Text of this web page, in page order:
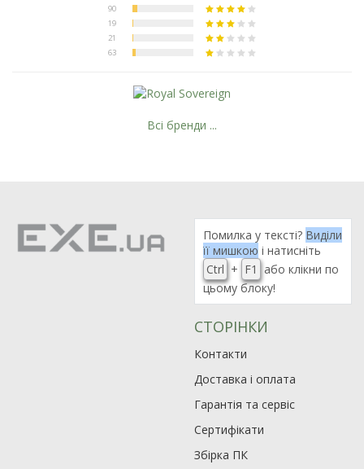
Всі бренди ...
Помилка у тексті? Виділи
її мишкою і натисніть
Ctrl + F1
або клікни по
цьому блоку!
СТОРІНКИ
Контакти
Доставка і оплата
Гарантія та сервіс
Сертифікати
Збірка ПК